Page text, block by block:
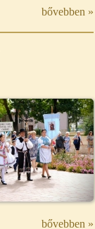
bővebben »
bővebben »